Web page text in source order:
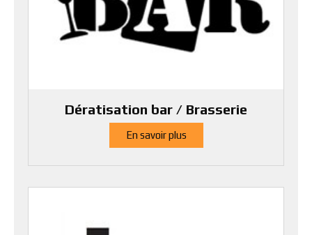
Dératisation bar / Brasserie
En savoir plus